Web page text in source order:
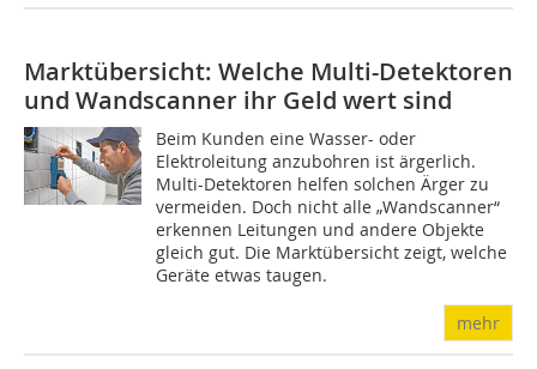
Marktübersicht: Welche Multi-Detektoren
und Wandscanner ihr Geld wert sind
Beim Kunden eine Wasser- oder
Elektroleitung anzubohren ist ärgerlich.
Multi-Detektoren helfen ­solchen Ärger zu
vermeiden. Doch nicht alle „Wandscanner“
erkennen Leitungen und andere Objekte
gleich gut. Die Marktübersicht zeigt, welche
Geräte etwas taugen.
mehr